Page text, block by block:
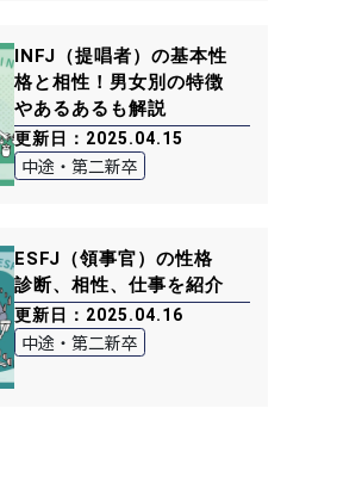
INFJ（提唱者）の基本性
格と相性！男女別の特徴
やあるあるも解説
更新日：2025.04.15
中途・第二新卒
ESFJ（領事官）の性格
診断、相性、仕事を紹介
更新日：2025.04.16
中途・第二新卒